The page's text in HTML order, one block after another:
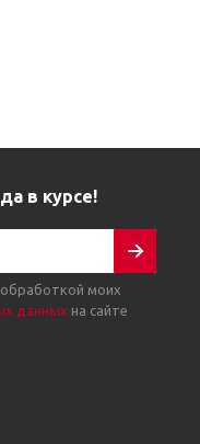
в курсе!
обработкой моих
данных на сайте